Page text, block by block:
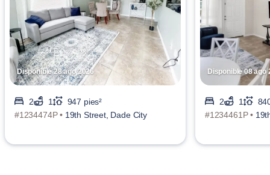
Disponible 28 ago 2026
2 1
947 pies²
#1234474P • 19th Street, Dade City
Disponible 08 ago
2 1
#1234461P •